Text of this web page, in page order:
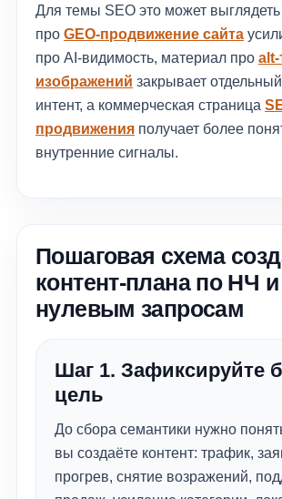
Для темы SEO это может выглядеть
про GEO-продвижение сайта
про AI-видимость, материал про alt-
изображений закрывает
интент, а коммерческая страница
продвижения получает более
внутренние сигналы.
Пошаговая схема
контент-плана по НЧ и
нулевым запросам
Шаг 1. Зафиксируйте
цель
До сбора семантики нужно
вы создаёте контент: трафик,
прогрев, снятие возражений,